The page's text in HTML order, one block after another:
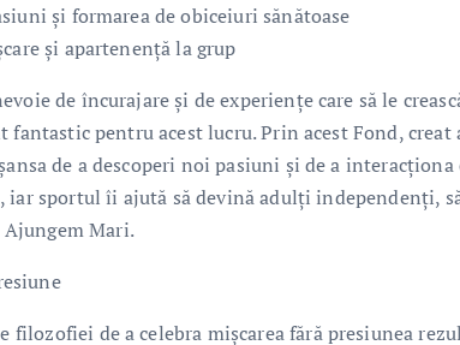
și formarea de obiceiuri sănătoase
și apartenență la grup
de încurajare și de experiențe care să le
pentru acest lucru. Prin acest Fond, creat
de a descoperi noi pasiuni și de a
iar sportul îi ajută să devină adulți independenți,
Mari.
filozofiei de a celebra mișcarea fără presiunea